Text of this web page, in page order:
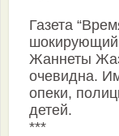
Газета
шокирующий
Жаннеты
очевидна.
опеки,
детей.
***